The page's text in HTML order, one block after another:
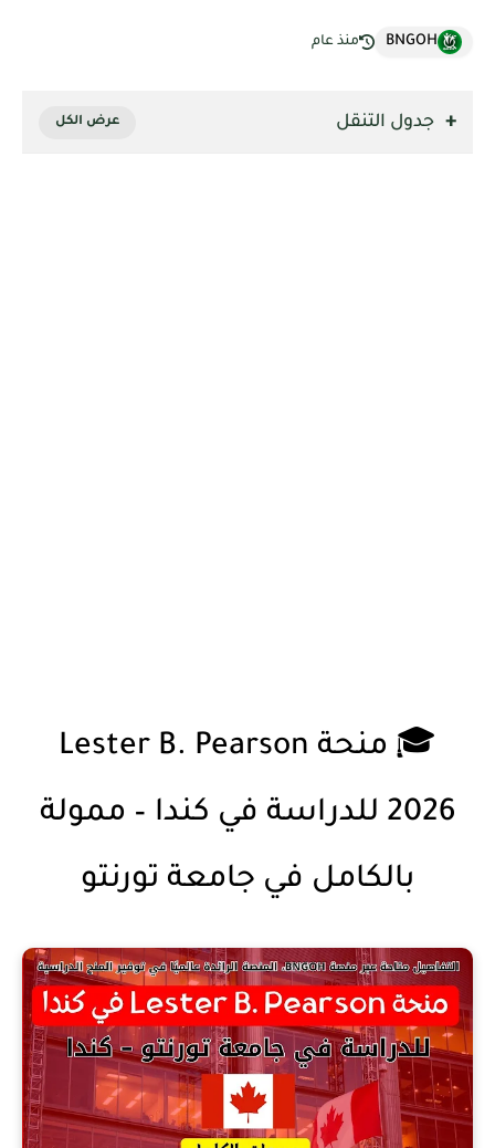
BNGOH منذ عام
جدول التنقل
🎓 منحة Lester B. Pearson
2026 للدراسة في كندا – ممولة
بالكامل في جامعة تورنتو